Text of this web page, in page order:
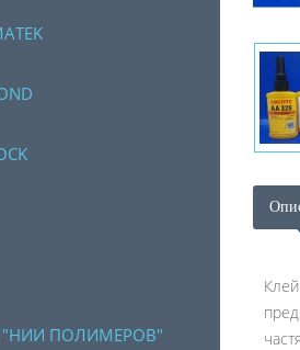
"НИИ ПОЛИМЕРОВ"